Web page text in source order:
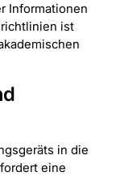
Informationen
ist
in die
eine